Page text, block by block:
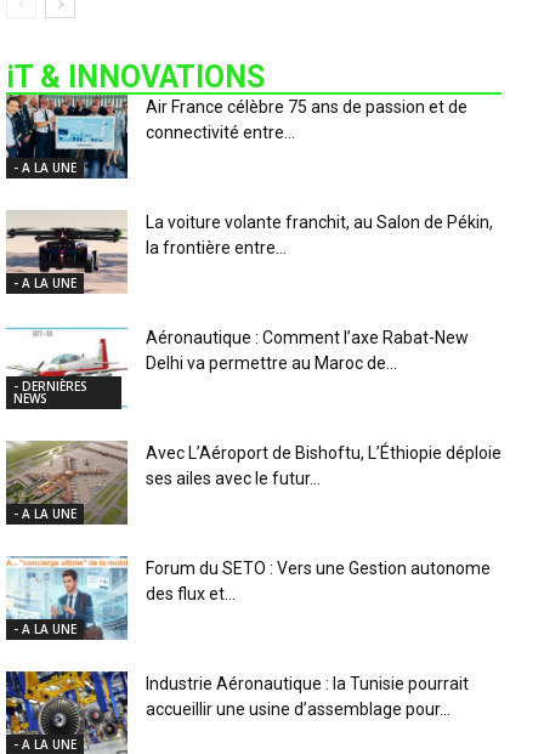
iT & INNOVATIONS
- A LA UNE
Air France célèbre 75 ans de passion et de
connectivité entre...
- A LA UNE
La voiture volante franchit, au Salon de Pékin,
la frontière entre...
- DERNIÈRES
NEWS
Aéronautique : Comment l’axe Rabat-New
Delhi va permettre au Maroc de...
- A LA UNE
Avec L’Aéroport de Bishoftu, L’Éthiopie déploie
ses ailes avec le futur...
- A LA UNE
Forum du SETO : Vers une Gestion autonome
des flux et...
- A LA UNE
Industrie Aéronautique : la Tunisie pourrait
accueillir une usine d’assemblage pour...